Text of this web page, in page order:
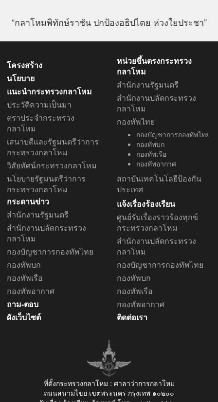
“กลาโหมพิทักษ์ราชัน ปกป้องอธิปไตย ห่วงใยประชา”
โครงสร้าง
นโยบาย
แนะนำกระทรวงกลาโหม
ประวัติความเป็นมา
ตราประจำกระทรวง
กลาโหม
เสนาบดีและรัฐมนตรีว่าการ
กระทรวงกลาโหม
วิสัยทัศน์กระทรวงกลาโหม
นโยบายรัฐมนตรีว่าการ
กระทรวงกลาโหม
หน่วยขึ้นตรงกระทรวง
กลาโหม
สำนักงานรัฐมนตรี
สำนักงานปลัดกระทรวง
กลาโหม
กองทัพไทย
กองบัญชาการกองทัพไทย
กองทัพบก
กองทัพเรือ
กองทัพอากาศ
สถาบันเทคโนโลยีป้องกัน
ประเทศ
กระดานข่าว
สำนักงานรัฐมนตรี
สำนักงานปลัดกระทรวง
กลาโหม
กองบัญชาการกองทัพไทย
กองทัพบก
กองทัพเรือ
กองทัพอากาศ
ถาม-ตอบ
ผังเว็บไซต์
แจ้งเรื่องร้องเรียน
ศูนย์รับเรื่องราวร้องทุกข์
กระทรวงกลาโหม
สำนักงานปลัดกระทรวง
กลาโหม
กองบัญชาการกองทัพไทย
กองทัพบก
กองทัพเรือ
กองทัพอากาศ
ติดต่อเรา
ที่ตั้งกระทรวงกลาโหม : ศาลาว่าการกลาโหม
ถนนสนามไขย เขตพระนคร กรุงเทพ ๑๐๒๐๐